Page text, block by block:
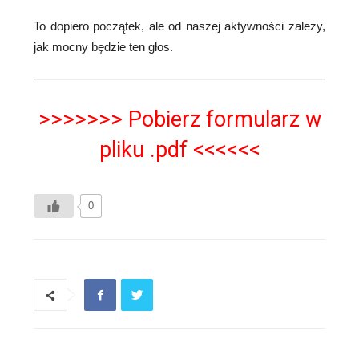
To dopiero początek, ale od naszej aktywności zależy,
jak mocny będzie ten głos.
>>>>>>> Pobierz formularz w
pliku .pdf <<<<<<
0